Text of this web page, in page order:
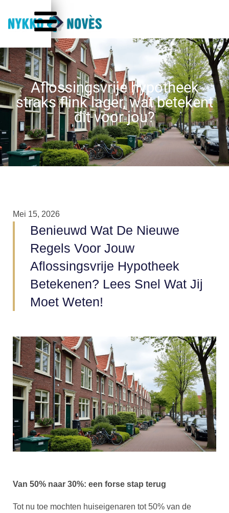
Aflossingsvrije hypotheek
straks flink lager, wat betekent
dit voor jou?
Mei 15, 2026
Benieuwd Wat De Nieuwe
Regels Voor Jouw
Aflossingsvrije Hypotheek
Betekenen? Lees Snel Wat Jij
Moet Weten!
Van 50% naar 30%: een forse stap terug
Tot nu toe mochten huiseigenaren tot 50% van de